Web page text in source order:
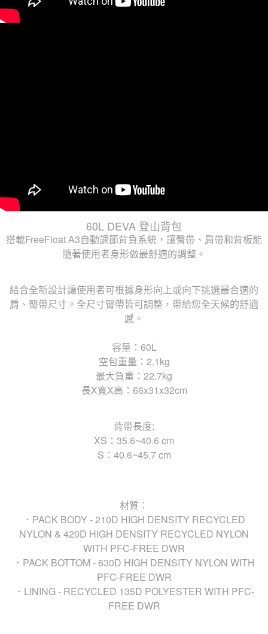
60L DEVA 登山背包
搭載FreeFloat A3自動調節背負系統，讓臀帶、肩帶和背板能
隨著使用者身形做最舒適的調整。
結合全新設計讓使用者可根據身形向上或向下挑選最合適的
肩、臀帶尺寸。全尺寸臀帶皆可調整，帶給您全天候的舒適
感。
容量：60L
空包重量：2.1kg
最大負重：22.7kg
長X寬X高：66x31x32cm
背帶長度:
XS：35.6~40.6 cm
S：40.6~45.7 cm
材質：
．PACK BODY - 210D HIGH DENSITY RECYCLED
NYLON & 420D HIGH DENSITY RECYCLED NYLON
WITH PFC-FREE DWR
．PACK BOTTOM - 630D HIGH DENSITY NYLON WITH
PFC-FREE DWR
．LINING - RECYCLED 135D POLYESTER WITH PFC-
FREE DWR